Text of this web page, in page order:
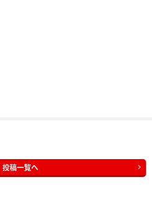
投稿一覧へ